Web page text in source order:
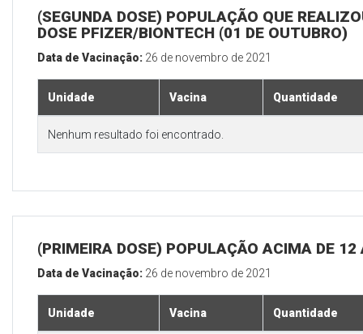
(SEGUNDA DOSE) POPULAÇÃO QUE
DOSE PFIZER/BIONTECH (01 DE OUTUBRO)
Data de Vacinação: 26 de novembro de 2021
Unidade Vacina Quantidade
Nenhum resultado foi encontrado.
(PRIMEIRA DOSE) POPULAÇÃO ACIMA DE 12
Data de Vacinação: 26 de novembro de 2021
Unidade Vacina Quantidade